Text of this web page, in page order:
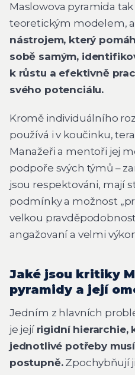
Maslowova pyramida
teoretickým modelem,
nástrojem, který
sobě samým,
k růstu a efektivně
svého potenciálu.
Kromě individuálního
používá i v koučinku,
Manažeři a mentoři jej
podpoře svých týmů –
jsou respektováni, mají
podmínky a možnost
velkou
angažovaní a velmi
Jaké jsou kritiky
pyramidy a její
Jedním z hlavních
je její rigidní hierarchie,
jednotlivé potřeby
postupně.Zpochybňují